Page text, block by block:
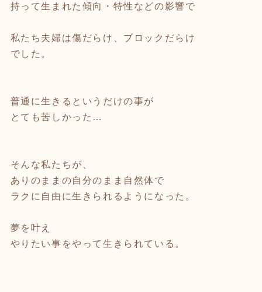
持って生まれた傾向・特性などの影響で
私たち夫婦は傷だらけ、ブロックだらけ
でした。
普通に生きるというだけの事が
とても苦しかった…
そんな私たちが、
ありのままの自分のまま自然体で
ラクに自由に生きられるようになった。
夢を叶え
やりたい事をやって生きられている。